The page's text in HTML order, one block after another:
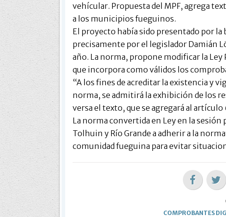
vehícular. Propuesta del MPF, agrega
a los municipios fueguinos.
El proyecto había sido presentado por la
precisamente por el legislador Damián
año. La norma, propone modificar la
que incorpora como válidos los
“A los fines de acreditar la existencia y
norma, se admitirá la exhibición de los
versa el texto, que se agregará al artículo
La norma convertida en Ley en la
Tolhuin y Río Grande a adherir a la
comunidad fueguina para evitar
COMPROBANTES